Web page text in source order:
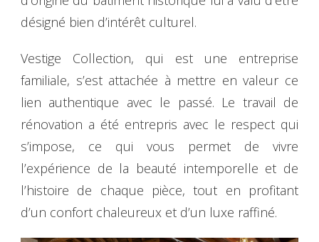
désigné bien d’intérêt culturel.
Vestige Collection, qui est une entreprise
familiale, s’est attachée à mettre en valeur ce
lien authentique avec le passé. Le travail de
rénovation a été entrepris avec le respect qui
s’impose, ce qui vous permet de vivre
l’expérience de la beauté intemporelle et de
l’histoire de chaque pièce, tout en profitant
d’un confort chaleureux et d’un luxe raffiné.